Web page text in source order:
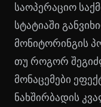
საოპერაციო
სტატიაში
მონიტორინგის
თუ როგორ
მონაცემები
ნახშირბადის